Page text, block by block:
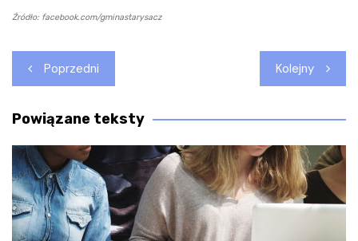
Źródło: facebook.com/gminastarysacz
Nawigacja
wpisu
Poprzedni Kolejny
Powiązane teksty